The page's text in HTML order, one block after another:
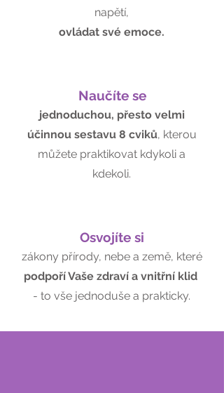
napětí,
ovládat své emoce.
Naučíte se
jednoduchou, přesto velmi
účinnou sestavu 8 cviků, kterou
můžete praktikovat kdykoli a
kdekoli.
Osvojíte si
zákony přírody, nebe a země, které
podpoří Vaše zdraví a vnitřní klid
- to vše jednoduše a prakticky.